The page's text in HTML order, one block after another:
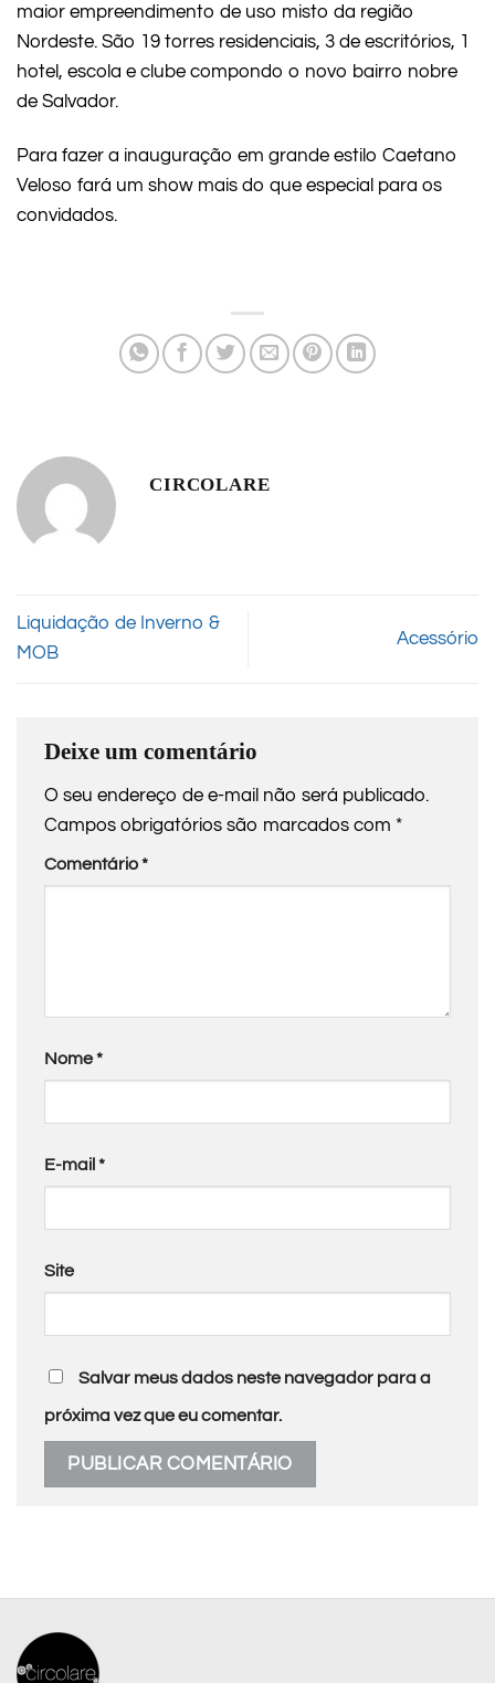
maior empreendimento de uso misto da região
Nordeste. São 19 torres residenciais, 3 de escritórios, 1
hotel, escola e clube compondo o novo bairro nobre
de Salvador.
Para fazer a inauguração em grande estilo Caetano
Veloso fará um show mais do que especial para os
convidados.
CIRCOLARE
Liquidação de Inverno &
MOB
Acessório
Deixe um comentário
O seu endereço de e-mail não será publicado.
Campos obrigatórios são marcados com *
Comentário*
Nome*
E-mail *
Site
Salvar meus dados neste navegador para a
próxima vez que eu comentar.